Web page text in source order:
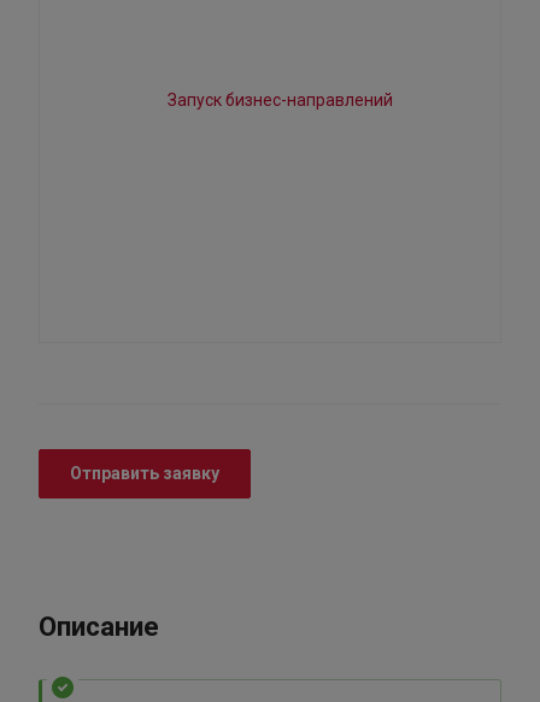
Отправить заявку
Описание